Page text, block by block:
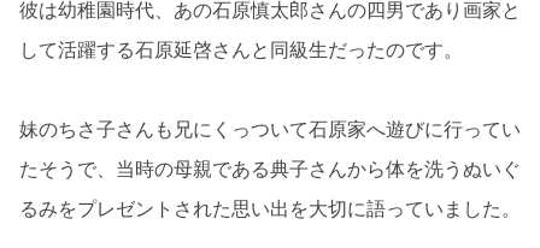
彼は幼稚園時代、あの石原慎太郎さんの四男であり画家と
して活躍する石原延啓さんと同級生だったのです。
妹のちさ子さんも兄にくっついて石原家へ遊びに行ってい
たそうで、当時の母親である典子さんから体を洗うぬいぐ
るみをプレゼントされた思い出を大切に語っていました。